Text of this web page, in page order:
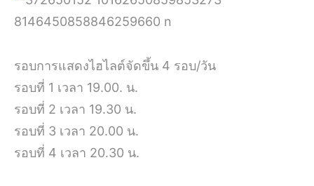
รอบการแสดงไฮไลต์จัดขึ้น 4 รอบ/วัน
รอบที่ 1 เวลา 19.00. น.
รอบที่ 2 เวลา 19.30 น.
รอบที่ 3 เวลา 20.00 น.
รอบที่ 4 เวลา 20.30 น.